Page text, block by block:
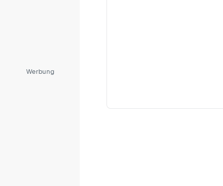
Werbung